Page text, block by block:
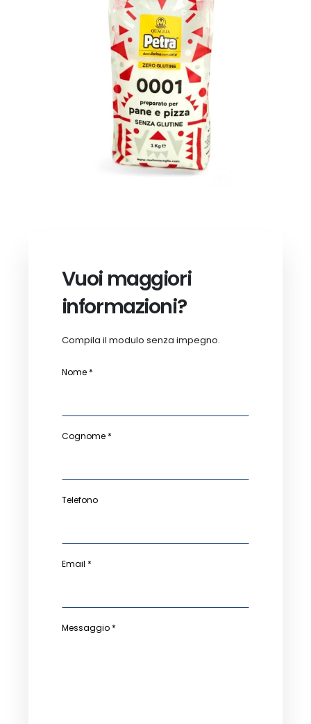
Vuoi maggiori
informazioni?
Compila il modulo senza impegno.
Nome *
Cognome *
Telefono
Email *
Messaggio *